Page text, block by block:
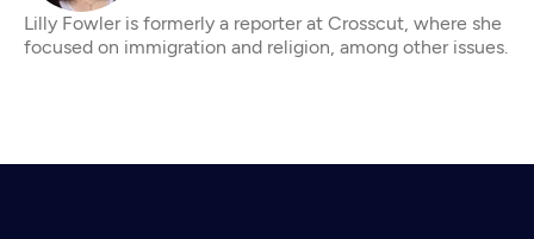
Lilly Fowler is formerly a reporter at Crosscut, where she
focused on immigration and religion, among other issues.